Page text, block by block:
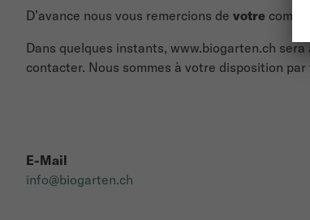
D’avance nous vous remercions de votre
Dans quelques instants, www.biogarten.ch
contacter. Nous sommes à votre disposition
E-Mail
info@biogarten.ch